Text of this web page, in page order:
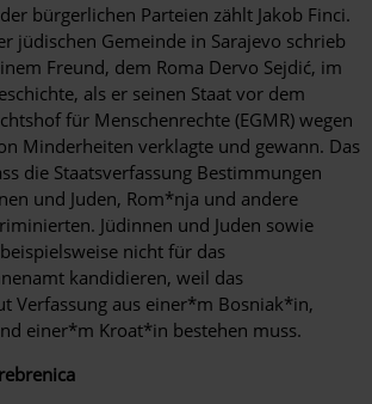
bürgerlichen Parteien zählt Jakob Finci.
jüdischen Gemeinde in Sarajevo schrieb
Freund, dem Roma Dervo Sejdić, im
als er seinen Staat vor dem
für Menschenrechte (EGMR) wegen
Minderheiten verklagte und ­gewann. Das
die Staatsverfassung Bestimmungen
und Juden, Rom*nja und andere
­Jüdinnen und Juden sowie
nicht für das
kandidieren, weil das
Verfassung aus einer*m Bosniak*in,
einer*m Kroat*in bestehen muss.